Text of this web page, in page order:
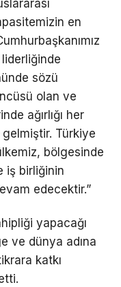
en
liderliğinde
sözü
olan ve
ağırlığı her
Türkiye
bölgesinde
iş birliğinin
edecektir.”
yapacağı
ve dünya adına
katkı